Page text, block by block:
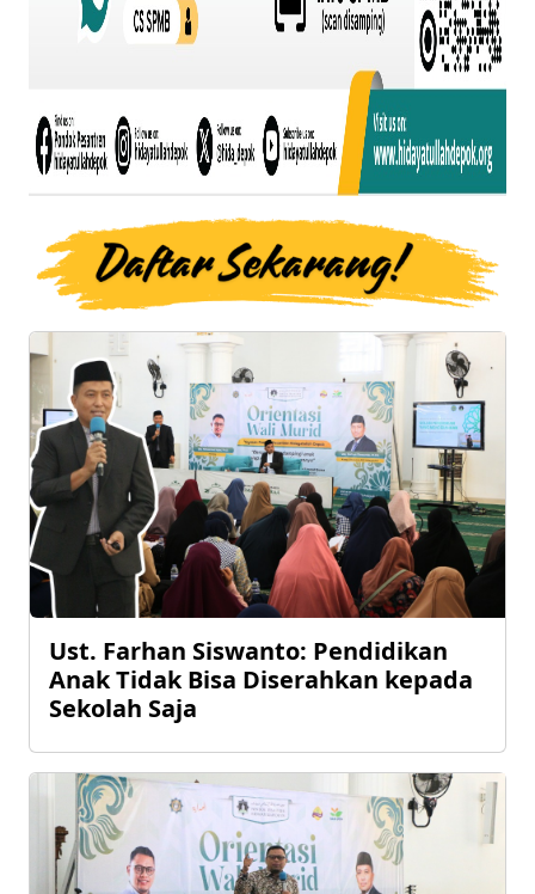
Ust. Farhan Siswanto: Pendidikan
Anak Tidak Bisa Diserahkan kepada
Sekolah Saja